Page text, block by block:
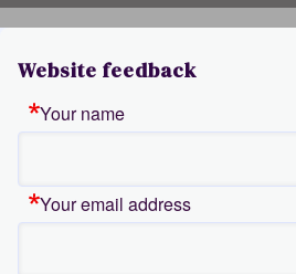
Website feedback
Your name
Your email address